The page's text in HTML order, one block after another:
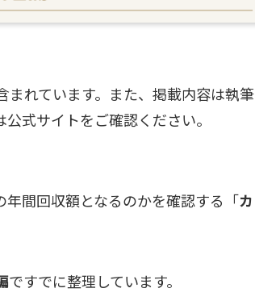
れています。また、掲載内容は執筆
式サイトをご確認ください。
間回収額となるのかを確認する「カ
ですでに整理しています。